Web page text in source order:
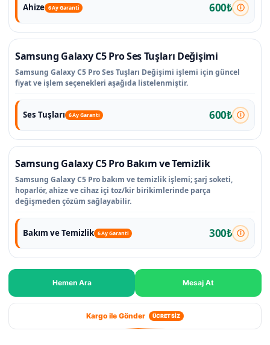
Ahize 6 Ay Garanti 600₺
Samsung Galaxy C5 Pro Ses Tuşları Değişimi
Samsung Galaxy C5 Pro Ses Tuşları Değişimi işlemi için güncel
fiyat ve işlem seçenekleri aşağıda listelenmiştir.
Ses Tuşları 6 Ay Garanti 600₺
Samsung Galaxy C5 Pro Bakım ve Temizlik
Samsung Galaxy C5 Pro bakım ve temizlik işlemi; şarj soketi,
hoparlör, ahize ve cihaz içi toz/kir birikimlerinde parça
değişmeden çözüm sağlayabilir.
Bakım ve Temizlik 6 Ay Garanti 300₺
Hemen Ara Mesaj At
Kargo ile Gönder ÜCRETSİZ